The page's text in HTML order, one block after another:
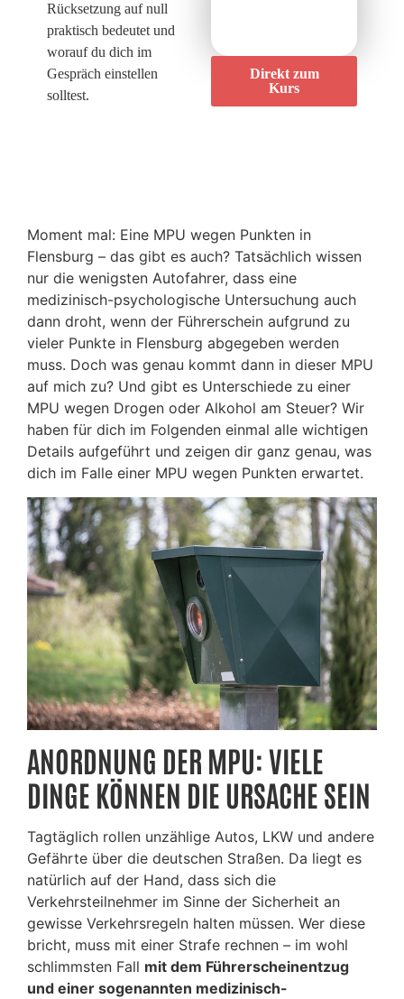
Rücksetzung auf null
praktisch bedeutet und
worauf du dich im
Gespräch einstellen
solltest.
Direkt zum
Kurs
Moment mal: Eine MPU wegen Punkten in
Flensburg – das gibt es auch? Tatsächlich wissen
nur die wenigsten Autofahrer, dass eine
medizinisch-psychologische Untersuchung auch
dann droht, wenn der Führerschein aufgrund zu
vieler Punkte in Flensburg abgegeben werden
muss. Doch was genau kommt dann in dieser MPU
auf mich zu? Und gibt es Unterschiede zu einer
MPU wegen Drogen oder Alkohol am Steuer? Wir
haben für dich im Folgenden einmal alle wichtigen
Details aufgeführt und zeigen dir ganz genau, was
dich im Falle einer MPU wegen Punkten erwartet.
ANORDNUNG DER MPU: VIELE
DINGE KÖNNEN DIE URSACHE SEIN
Tagtäglich rollen unzählige Autos, LKW und andere
Gefährte über die deutschen Straßen. Da liegt es
natürlich auf der Hand, dass sich die
Verkehrsteilnehmer im Sinne der Sicherheit an
gewisse Verkehrsregeln halten müssen. Wer diese
bricht, muss mit einer Strafe rechnen – im wohl
schlimmsten Fall mit dem Führerscheinentzug
und einer sogenannten medizinisch-